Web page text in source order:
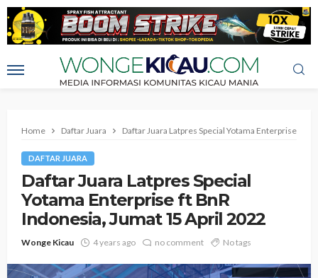
Home Daftar Juara Daftar Juara Latpres Special Yotama Enterprise ft
DAFTAR JUARA
Daftar Juara Latpres Special
Yotama Enterprise ft BnR
Indonesia, Jumat 15 April 2022
Wonge Kicau 4 years ago no comment No tags